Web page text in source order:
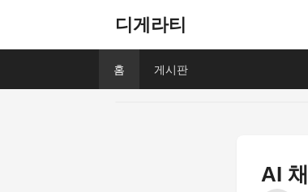
디게라티
홈 게시판
AI